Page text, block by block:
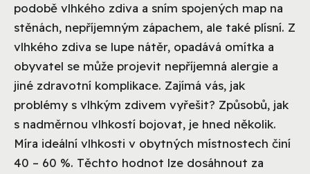
podobě vlhkého zdiva a sním spojených map na
stěnách, nepříjemným zápachem, ale také plísní. Z
vlhkého zdiva se lupe nátěr, opadává omítka a
obyvatel se může projevit nepříjemná alergie a
jiné zdravotní komplikace. Zajímá vás, jak
problémy s vlhkým zdivem vyřešit? Způsobů, jak
s nadměrnou vlhkostí bojovat, je hned několik.
Míra ideální vlhkosti v obytných místnostech činí
40 – 60 %. Těchto hodnot lze dosáhnout za